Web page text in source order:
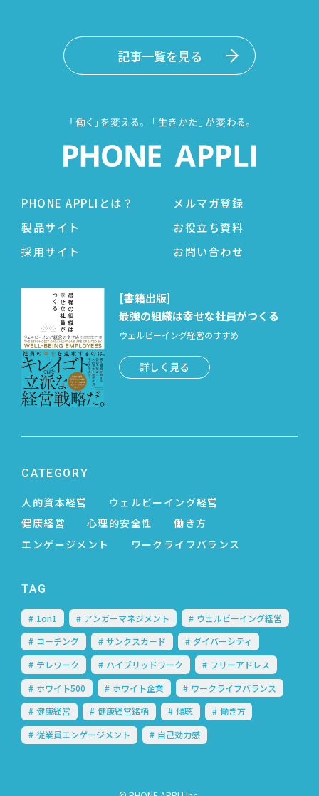
記事一覧を見る
PHONE APPLIとは？
製品サイト
採用サイト
メルマガ登録
お役立ち資料
お問い合わせ
[書籍出版]
最強の組織は幸せな社員がつくる
ウェルビーイング経営のすすめ
詳しく見る
CATEGORY
人的資本経営
ウェルビーイング経営
健康経営
心理的安全性
働き方
エンゲージメント
ワークライフバランス
TAG
1on1 アンガーマネジメント
ウェルビーイング経営
コーチング
サンクスカード
ダイバーシティ
テレワーク
ハイブリッドワーク
フリーアドレス
ホワイト500
ホワイト企業
ワークライフバランス
健康経営
健康経営銘柄 傾聴
働き方
従業員エンゲージメント
自己効力感